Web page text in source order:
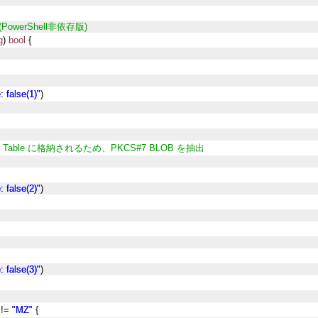
非依存版)
) bool {
false(1)")
Table に格納されるため、PKCS#7 BLOB を抽出
false(2)")
false(3)")
!= " MZ" {